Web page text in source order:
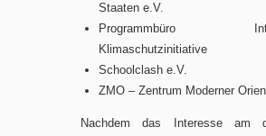
Staaten e.V.
Programmbüro
Klimaschutzinitiative
Schoolclash e.V.
ZMO – Zentrum Moderner
Nachdem das Interesse am